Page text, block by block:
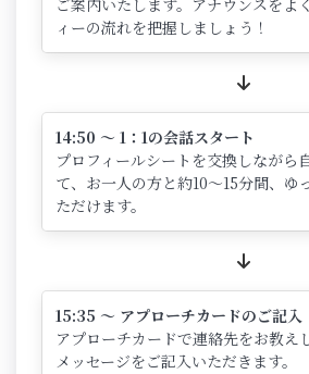
ご案内いたします。アナウンスをよ
ィーの流れを把握しましょう！
14:50 ～ 1：1の会話スタート
プロフィールシートを交換しながら
て、お一人の方と約10～15分間、ゆ
ただけます。
15:35 ～ アプローチカードのご記入
アプローチカードで連絡先をお教え
メッセージをご記入いただきます。